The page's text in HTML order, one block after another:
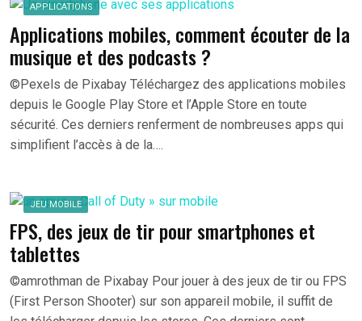
APPLICATIONS
Applications mobiles, comment écouter de la
musique et des podcasts ?
©Pexels de Pixabay Téléchargez des applications mobiles
depuis le Google Play Store et l’Apple Store en toute
sécurité. Ces derniers renferment de nombreuses apps qui
simplifient l’accès à de la….
JEU MOBILE
FPS, des jeux de tir pour smartphones et
tablettes
©amrothman de Pixabay Pour jouer à des jeux de tir ou FPS
(First Person Shooter) sur son appareil mobile, il suffit de